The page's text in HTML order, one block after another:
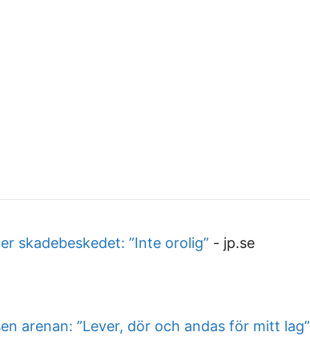
skadebeskedet: ”Inte orolig” - jp.se
arenan: ”Lever, dör och andas för mitt lag”